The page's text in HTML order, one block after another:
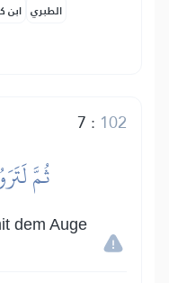
ابن الطبري
7 : 102
ثُمَّ
dem Auge